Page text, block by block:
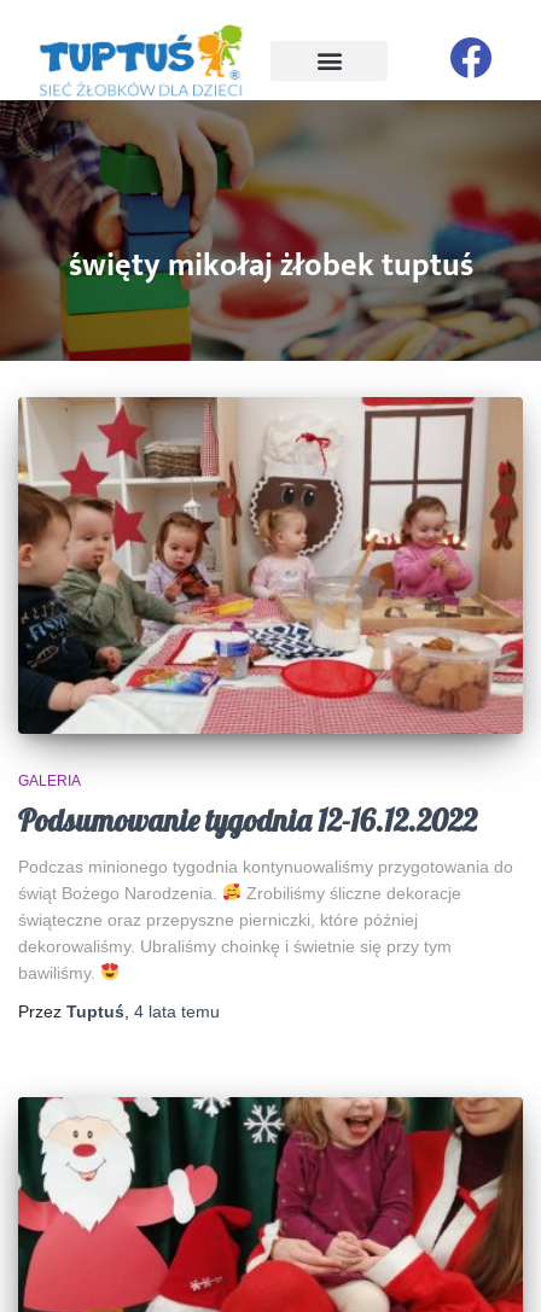
święty mikołaj żłobek tuptuś
GALERIA
Podsumowanie tygodnia 12-16.12.2022
Podczas minionego tygodnia kontynuowaliśmy przygotowania do
świąt Bożego Narodzenia.
Zrobiliśmy śliczne dekoracje
świąteczne oraz przepyszne pierniczki, które później
dekorowaliśmy. Ubraliśmy choinkę i świetnie się przy tym
bawiliśmy.
Przez Tuptuś 4 lata temu